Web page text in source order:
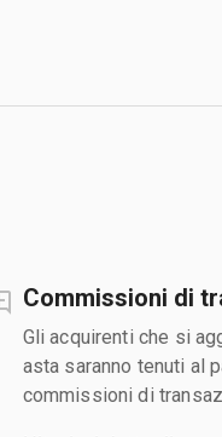
Commissioni di
Gli acquirenti che si
asta saranno tenuti al
commissioni di